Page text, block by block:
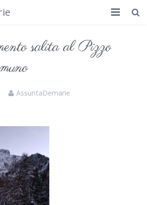
salita al Pizzo
AssuntaDemarie